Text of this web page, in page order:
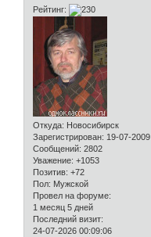
Рейтинг:
Откуда: Новосибирск
Зарегистрирован: 19-07-2009
Сообщений: 2802
Уважение: +1053
Позитив: +72
Пол: Мужской
Провел на форуме:
1 месяц 5 дней
Последний визит:
24-07-2026 00:09:06